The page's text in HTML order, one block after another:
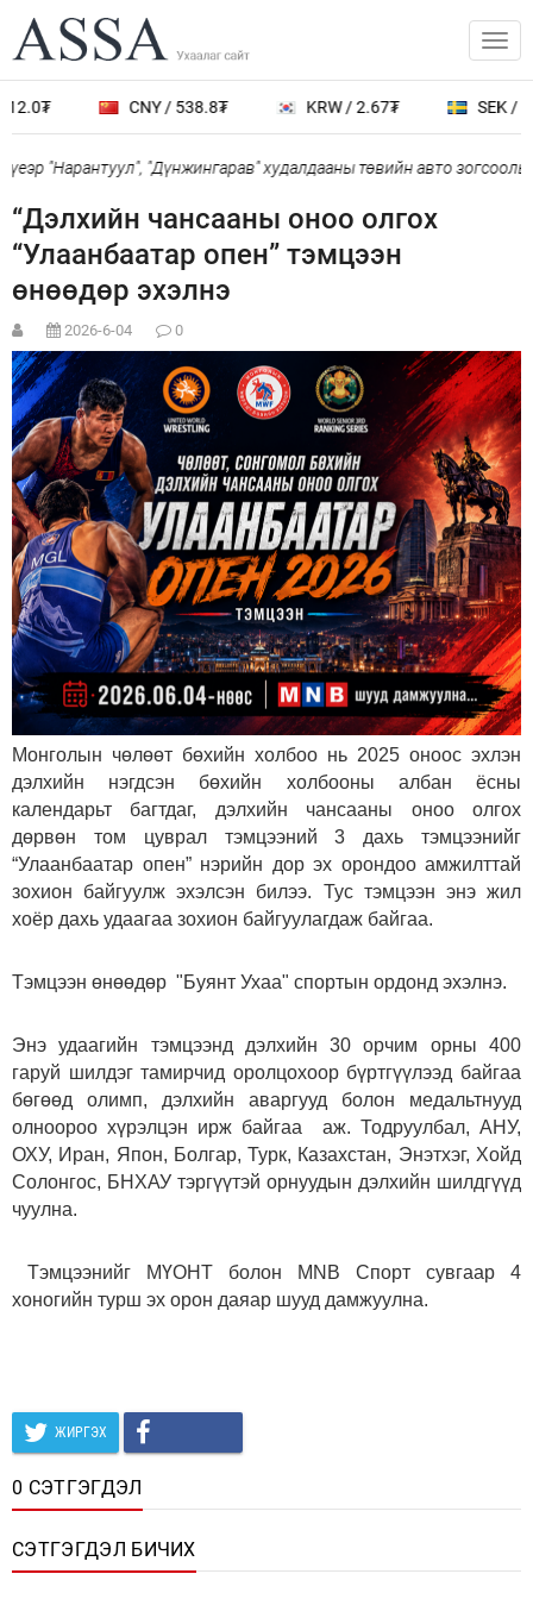
CNY / 538.8₮ KRW / 2.67₮ SEK /
"Нарантуул", "Дүнжингарав" худалдааны төвийн авто зогсоолыг
“Дэлхийн чансааны оноо олгох
“Улаанбаатар опен” тэмцээн
өнөөдөр эхэлнэ
2026-6-04 0
Монголын чөлөөт бөхийн холбоо нь 2025 оноос эхлэн
дэлхийн нэгдсэн бөхийн холбооны албан ёсны
календарьт багтдаг, дэлхийн чансааны оноо олгох
дөрвөн том цуврал тэмцээний 3 дахь тэмцээнийг
“Улаанбаатар опен” нэрийн дор эх орондоо амжилттай
зохион байгуулж эхэлсэн билээ. Тус тэмцээн энэ жил
хоёр дахь удаагаа зохион байгуулагдаж байгаа.
Тэмцээн өнөөдөр "Буянт Ухаа" спортын ордонд эхэлнэ.
Энэ удаагийн тэмцээнд дэлхийн 30 орчим орны 400
гаруй шилдэг тамирчид оролцохоор бүртгүүлээд байгаа
бөгөөд олимп, дэлхийн аваргууд болон медальтнууд
олноороо хүрэлцэн ирж байгаа аж. Тодруулбал, АНУ,
ОХУ, Иран, Япон, Болгар, Турк, Казахстан, Энэтхэг, Хойд
Солонгос, БНХАУ тэргүүтэй орнуудын дэлхийн шилдгүүд
чуулна.
Тэмцээнийг МҮОНТ болон MNB Спорт сувгаар 4
хоногийн турш эх орон даяар шууд дамжуулна.
ЖИРГЭХ
0 СЭТГЭГДЭЛ
СЭТГЭГДЭЛ БИЧИХ